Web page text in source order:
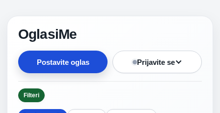
OglasiMe
Postavite oglas Prijavite se
Filteri